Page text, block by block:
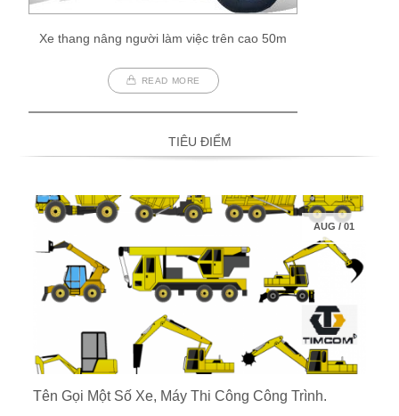
Xe thang nâng người làm việc trên cao 50m
READ MORE
TIÊU ĐIỂM
AUG /01
Tên Gọi Một Số Xe, Máy Thi Công Công Trình.